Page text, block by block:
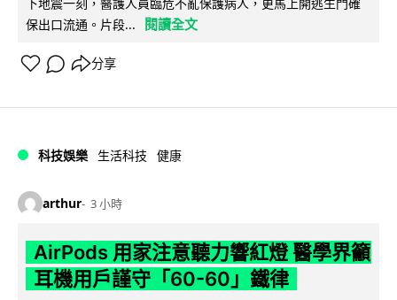
保出口流通。片段...
閱讀全文
分享
科技娛樂 生活科技 健康
arthur 3 小時
AirPods 用家注意聽力響紅燈 醫學界籲
耳機用戶謹守「60-60」鐵律